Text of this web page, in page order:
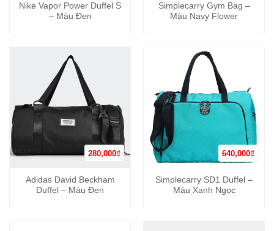
Nike Vapor Power Duffel S
– Màu Đen
Simplecarry Gym Bag –
Màu Navy Flower
280,000₫
Adidas David Beckham
Duffel – Màu Đen
640,000₫
Simplecarry SD1 Duffel –
Màu Xanh Ngọc